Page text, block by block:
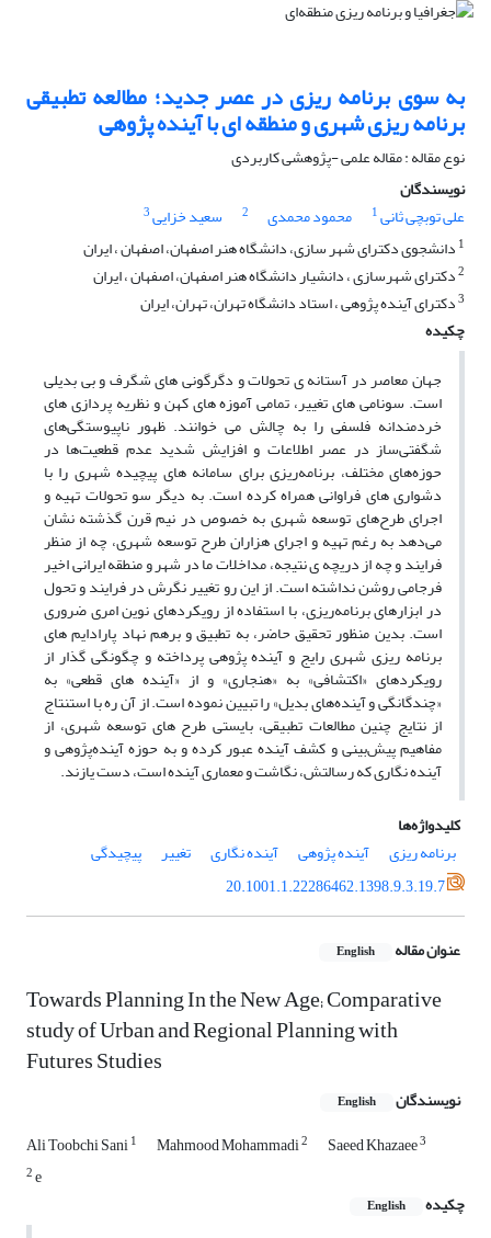
به سوی برنامه ریزی در عصر جدید؛ مطالعه تطبیقی
برنامه ریزی شهری و منطقه ای با آینده پژوهی
نوع مقاله : مقاله علمی -پژوهشی کاربردی
نویسندگان
علی توبچی ثانی1 محمود محمدی 2 سعید خزایی3
1 دانشجوی دکترای شهر سازی، دانشگاه هنر اصفهان، اصفهان ، ایران
2دکترای شهرسازی ، دانشیار دانشگاه هنر اصفهان، اصفهان ، ایران
3دکترای آینده پژوهی ، استاد دانشگاه تهران، تهران، ایران
چکیده
جهان معاصر در آستانه ی تحولات و دگرگونی های شگرف و بی بدیلی
است. سونامی های تغییر، تمامی آموزه های کهن و نظریه پردازی های
خردمندانه فلسفی را به چالش می خوانند. ظهور ناپیوستگی‌های
شگفتی‌ساز در عصر اطلاعات و افزایش شدید عدم قطعیت‌ها در
حوزه‌های مختلف، برنامه‌ریزی برای سامانه های پیچیده شهری را با
دشواری های فراوانی همراه کرده است. به دیگر سو تحولات تهیه و
اجرای طرح‌های توسعه شهری به خصوص در نیم قرن گذشته نشان
می‌دهد به رغم تهیه و اجرای هزاران طرح توسعه شهری، چه از منظر
فرایند و چه از دریچه ی نتیجه، مداخلات ما در شهر و منطقه ایرانی اخیر
فرجامی روشن نداشته است. از این رو تغییر نگرش در فرایند و تحول
در ابزارهای برنامه‌ریزی، با استفاده از رویکردهای نوین امری ضروری
است. بدین منظور تحقیق حاضر، به تطبیق و برهم نهاد پارادایم های
برنامه ریزی شهری رایج و آینده پژوهی پرداخته و چگونگی گذار از
رویکردهای «اکتشافی» به «هنجاری» و از «آینده های قطعی» به
«چندگانگی و آینده‌های بدیل» را تبیین نموده است. از آن ره با استنتاج
از نتایج چنین مطالعات تطبیقی، بایستی طرح های توسعه شهری، از
مفاهیم پیش‌بینی و کشف آینده عبور کرده و به حوزه آینده‌پژوهی و
آینده نگاری که رسالتش، نگاشت و معماری آینده است، دست یازند.
کلیدواژه‌ها
برنامه ریزی
آینده پژوهی آینده نگاری تغییر
پیچیدگی
20.1001.1.22286462.1398.9.3.19.7
عنوان مقاله English
Towards Planning In the New Age; Comparative
study of Urban and Regional Planning with
Futures Studies
نویسندگان English
Ali Toobchi Sani1 Mahmood Mohammadi2 Saeed Khazaee3
2e
چکیده
English